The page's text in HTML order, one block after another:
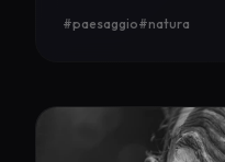
#paesaggio#natura